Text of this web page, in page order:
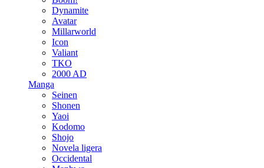
Dynamite
Avatar
Millarworld
Icon
Valiant
TKO
2000 AD
Manga
Seinen
Shonen
Yaoi
Kodomo
Shojo
Novela ligera
Occidental